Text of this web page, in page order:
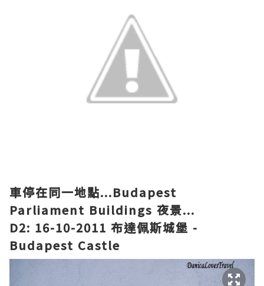
車停在同一地點...Budapest
Parliament Buildings 夜景...
D2: 16-10-2011 布達佩斯城堡 -
Budapest Castle